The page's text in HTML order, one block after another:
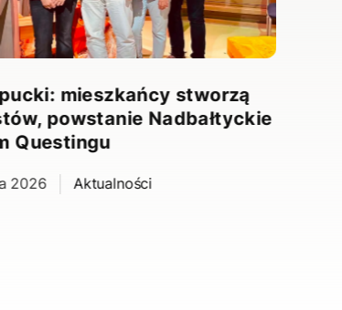
mieszkańcy stworzą
powstanie Nadbałtyckie
Questingu
2026 Aktualności